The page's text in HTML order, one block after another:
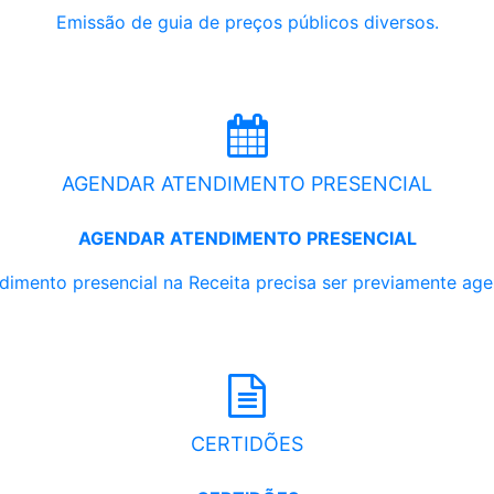
Emissão de guia de preços públicos diversos.
AGENDAR ATENDIMENTO PRESENCIAL
AGENDAR ATENDIMENTO PRESENCIAL
presencial na Receita precisa ser previamente
CERTIDÕES